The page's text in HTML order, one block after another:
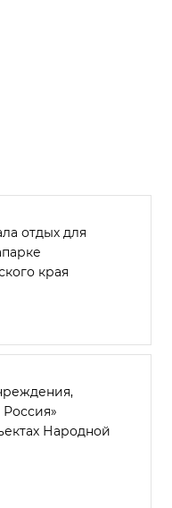
отдых для
края
Народной